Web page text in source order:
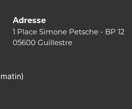
Adresse
1 Place Simone Petsche - BP 12
05600 Guillestre